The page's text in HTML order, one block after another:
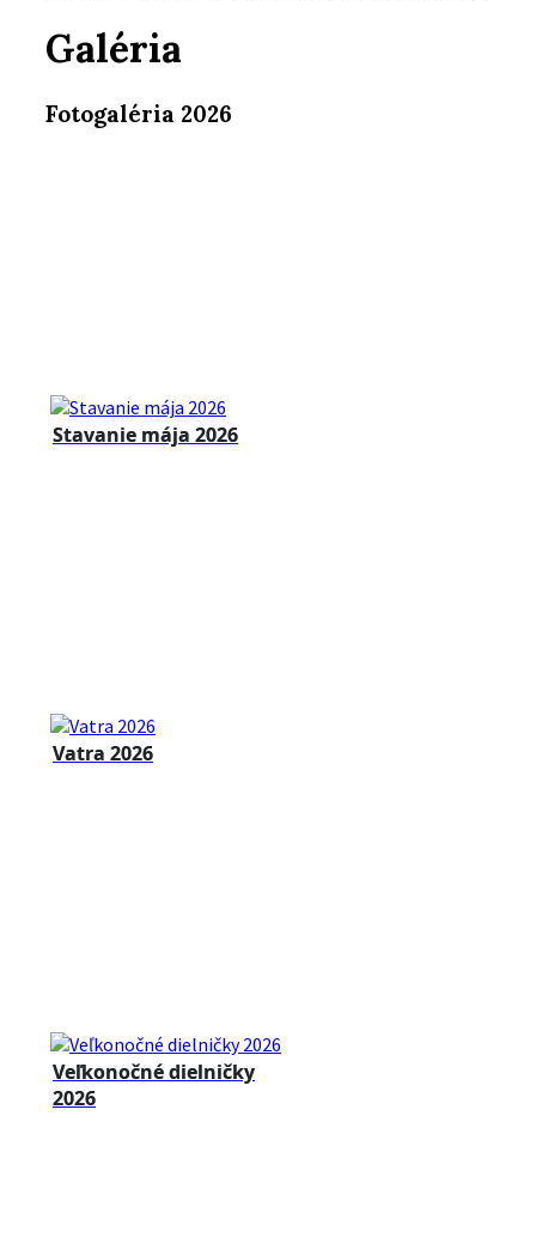
vyhľadávanie
Galéria
Fotogaléria 2026
Stavanie mája 2026
Vatra 2026
Veľkonočné dielničky
2026